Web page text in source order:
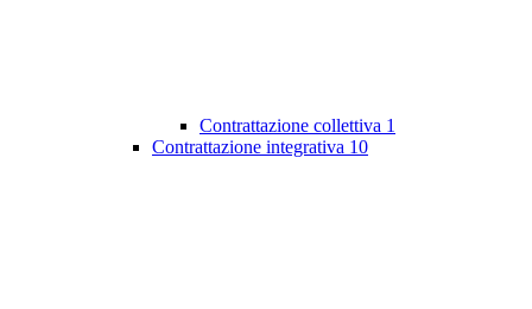
Contrattazione collettiva 1
Contrattazione integrativa 10